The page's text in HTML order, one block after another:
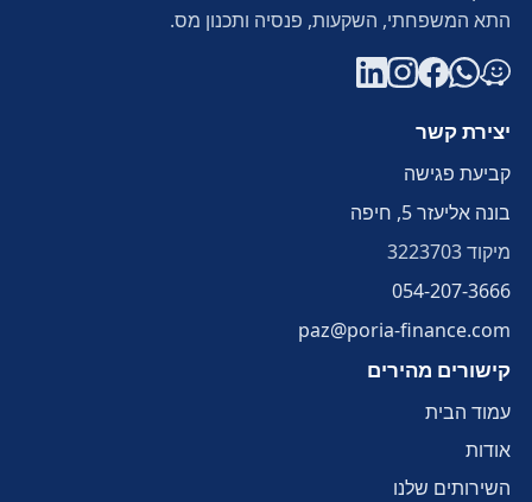
התא המשפחתי, השקעות, פנסיה ותכנון מס.
קישורים מהירים
עמוד הבית
אודות
השירותים שלנו
יצירת קשר
קביעת פגישה
בונה אליעזר 5, חיפה
מיקוד3223703
054-207-3666
paz@poria-finance.com